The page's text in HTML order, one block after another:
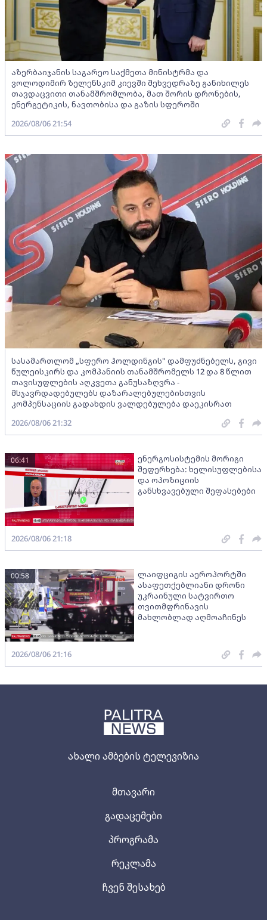
ახალი ამბების ტელევიზია
მთავარი
გადაცემები
პროგრამა
რეკლამა
ჩვენ შესახებ
აზერბაიჯანის საგარეო საქმეთა მინისტრმა და
ვოლოდიმირ ზელენსკიმ კიევში შეხვედრაზე განიხილეს
თავდაცვითი თანამშრომლობა, მათ შორის დრონების,
ენერგეტიკის, ნავთობისა და გაზის სფეროში
2026/08/06 21:54
სასამართლომ „სფერო ჰოლდინგის" დამფუძნებელს, გივი
წულეისკირს და კომპანიის თანამშრომელს 12 და 8 წლით
თავისუფლების აღკვეთა განუსაზღვრა -
მსჯავრდადებულებს დაზარალებულებისთვის
კომპენსაციის გადახდის ვალდებულება დაეკისრათ
2026/08/06 21:32
ენერგოსისტემის მორიგი
შეფერხება: ხელისუფლებისა
და ოპოზიციის
განსხვავებული შეფასებები
06:41
2026/08/06 21:18
ლაიფციგის აეროპორტში
ასაფეთქებლიანი დრონი
უკრაინული სატვირთო
თვითმფრინავის
მახლობლად აღმოაჩინეს
00:58
2026/08/06 21:16